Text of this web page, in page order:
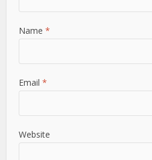
Name *
Email *
Website